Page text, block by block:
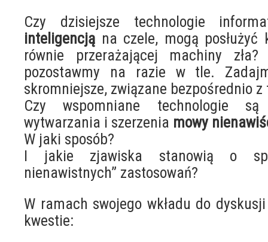
Czy dzisiejsze technologie
inteligencją na czele, mogą
równie przerażającej machiny
pozostawmy na razie w tle.
skromniejsze, związane bezpośrednio
Czy wspomniane technologie są
wytwarzania i szerzenia mowy
W jaki sposób?
I jakie zjawiska stanowią o
nienawistnych” zastosowań?
W ramach swojego wkładu do
kwestie: